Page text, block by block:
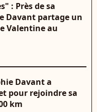
: Près de sa
Davant partage un
Valentine au
Davant a
pour rejoindre sa
km